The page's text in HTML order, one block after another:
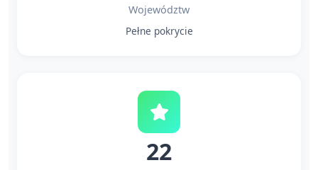
Województw
Pełne pokrycie
22